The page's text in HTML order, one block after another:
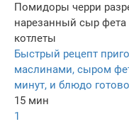
Помидоры черри
нарезанный сыр фета
котлеты
Быстрый рецепт
маслинами, сыром
минут, и блюдо
15 мин
1